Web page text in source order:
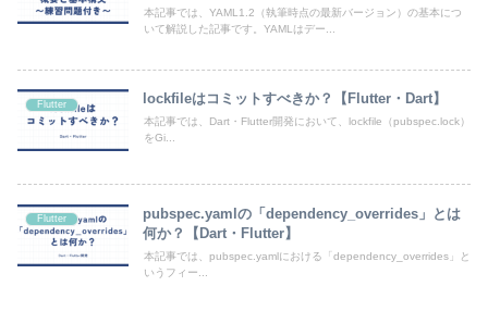
本記事では、YAML1.2（執筆時点の最新バージョン）の基本につ
いて解説した記事です。YAMLはデー...
Flutter lockfileはコミットすべきか？【Flutter・Dart】
本記事では、Dart・Flutter開発において、lockfile（pubspec.lock）
をGi...
Flutter
pubspec.yamlの「dependency_overrides」とは
何か？【Dart・Flutter】
本記事では、pubspec.yamlにおける「dependency_overrides」と
いうフィー...